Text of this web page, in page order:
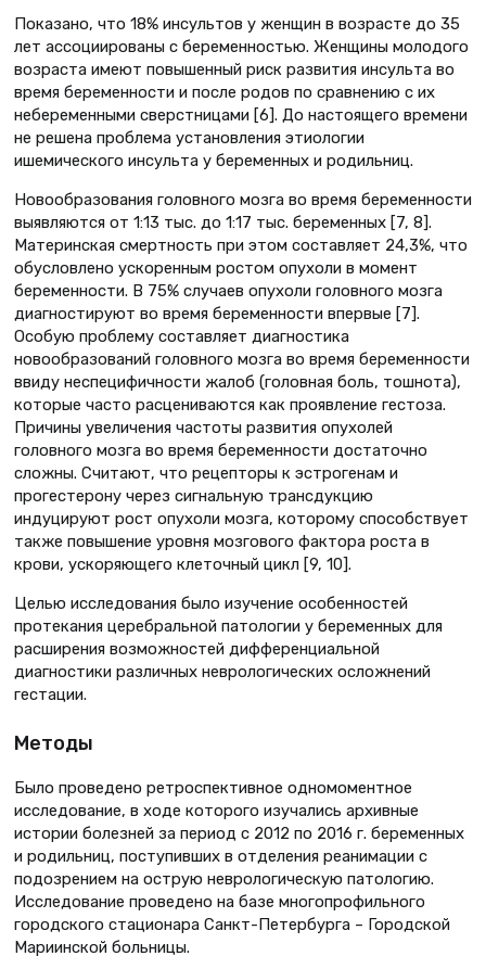
Показано, что 18% инсультов у женщин в возрасте до 35
лет ассоциированы с беременностью. Женщины молодого
возраста имеют повышенный риск развития инсульта во
время беременности и после родов по сравнению с их
небеременными сверстницами [6]. До настоящего времени
не решена проблема установления этиологии
ишемического инсульта у беременных и родильниц.
Новообразования головного мозга во время беременности
выявляются от 1:13 тыс. до 1:17 тыс. беременных [7, 8].
Материнская смертность при этом составляет 24,3%, что
обусловлено ускоренным ростом опухоли в момент
беременности. В 75% случаев опухоли головного мозга
диагностируют во время беременности впервые [7].
Особую проблему составляет диагностика
новообразований головного мозга во время беременности
ввиду неспецифичности жалоб (головная боль, тошнота),
которые часто расцениваются как проявление гестоза.
Причины увеличения частоты развития опухолей
головного мозга во время беременности достаточно
сложны. Считают, что рецепторы к эстрогенам и
прогестерону через сигнальную трансдукцию
индуцируют рост опухоли мозга, которому способствует
также повышение уровня мозгового фактора роста в
крови, ускоряющего клеточный цикл [9, 10].
Целью исследования было изучение особенностей
протекания церебральной патологии у беременных для
расширения возможностей дифференциальной
диагностики различных неврологических осложнений
гестации.
Методы
Было проведено ретроспективное одномоментное
исследование, в ходе которого изучались архивные
истории болезней за период с 2012 по 2016 г. беременных
и родильниц, поступивших в отделения реанимации с
подозрением на острую неврологическую патологию.
Исследование проведено на базе многопрофильного
городского стационара Санкт-Петербурга – Городской
Мариинской больницы.